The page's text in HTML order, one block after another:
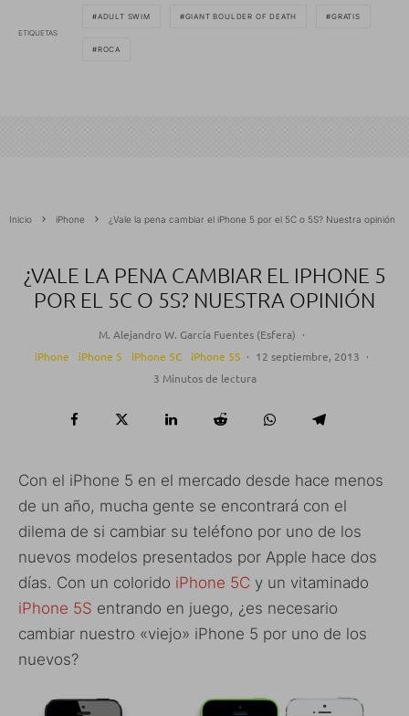
ETIQUETAS
ADULT SWIM GIANT BOULDER OF DEATH GRATIS
ROCA
Inicio iPhone ¿Vale la pena cambiar el iPhone 5 por el 5C o 5S? Nuestra opinión
¿VALE LA PENA CAMBIAR EL IPHONE 5
POR EL 5C O 5S? NUESTRA OPINIÓN
M. Alejandro W. García Fuentes (Esfera) ·
iPhone
iPhone 5 iPhone 5C iPhone 5S · 12 septiembre, 2013 ·
3 Minutos de lectura
Con el iPhone 5 en el mercado desde hace menos
de un año, mucha gente se encontrará con el
dilema de si cambiar su teléfono por uno de los
nuevos modelos presentados por Apple hace dos
días. Con un colorido iPhone 5C y un vitaminado
iPhone 5S entrando en juego, ¿es necesario
cambiar nuestro «viejo» iPhone 5 por uno de los
nuevos?